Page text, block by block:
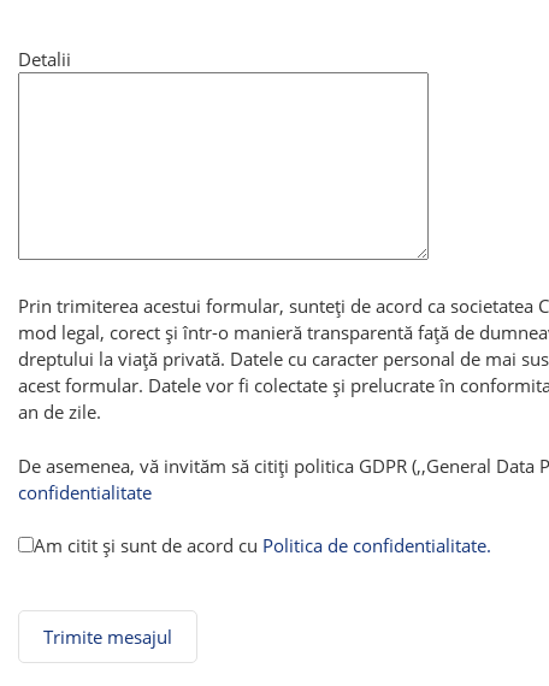
Detalii
Prin trimiterea acestui formular, sunteți de acord ca societatea
mod legal, corect și într-o manieră transparentă față de
dreptului la viață privată. Datele cu caracter personal de mai
acest formular. Datele vor fi colectate și prelucrate în
an de zile.
De asemenea, vă invităm să citiți politica GDPR (,,General
confidentialitate
Am citit și sunt de acord cu Politica de confidentialitate.